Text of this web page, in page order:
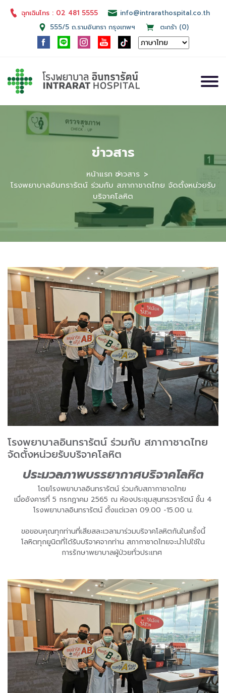
ฉุกเฉินโทร : 02 481 5555
info@intrarathospital.co.th
555/5 ถ.รามอินทรา กรุงเทพฯ
ตะกร้า (0)
ข่าวสาร
หน้าแรก ข่าวสาร
โรงพยาบาลอินทรารัตน์ ร่วมกับ สภากาชาดไทย จัดตั้งหน่วยรับ
บริจาคโลหิต
โรงพยาบาลอินทรารัตน์ ร่วมกับ สภากาชาดไทย
จัดตั้งหน่วยรับบริจาคโลหิต
ประมวลภาพบรรยากาศบริจาคโลหิต
โดยโรงพยาบาลอินทรารัตน์ ร่วมกับสภากาชาดไทย
เมื่ออังคารที่ 5 กรกฏาคม 2565 ณ ห้องประชุมสุนทรวรารัตน์ ชั้น 4
โรงพยาบาลอินทรารัตน์ ตั้งแต่เวลา 09.00 -15.00 น.
ขอขอบคุณทุกท่านที่เสียสละเวลามาร่วมบริจาคโลหิตกันในครั้งนี้
โลหิตทุกยูนิตที่ได้รับบริจาคจากท่าน สภากาชาดไทยจะนำไปใช้ใน
การรักษาพยาบาลผู้ป่วยทั่วประเทศ